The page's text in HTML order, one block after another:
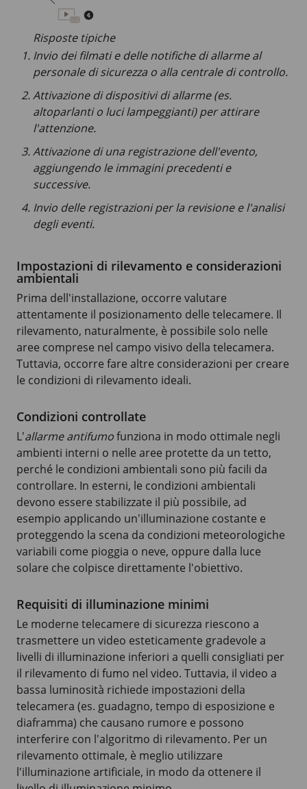
Risposte tipiche
Invio dei filmati e delle notifiche di allarme al
personale di sicurezza o alla centrale di controllo.
Attivazione di dispositivi di allarme (es.
altoparlanti o luci lampeggianti) per attirare
l'attenzione.
Attivazione di una registrazione dell'evento,
aggiungendo le immagini precedenti e
successive.
Invio delle registrazioni per la revisione e l'analisi
degli eventi.
Impostazioni di rilevamento e considerazioni
ambientali
Prima dell'installazione, occorre valutare
attentamente il posizionamento delle telecamere. Il
rilevamento, naturalmente, è possibile solo nelle
aree comprese nel campo visivo della telecamera.
Tuttavia, occorre fare altre considerazioni per creare
le condizioni di rilevamento ideali.
Condizioni controllate
L'allarme antifumofunziona in modo ottimale negli
ambienti interni o nelle aree protette da un tetto,
perché le condizioni ambientali sono più facili da
controllare. In esterni, le condizioni ambientali
devono essere stabilizzate il più possibile, ad
esempio applicando un'illuminazione costante e
proteggendo la scena da condizioni meteorologiche
variabili come pioggia o neve, oppure dalla luce
solare che colpisce direttamente l'obiettivo.
Requisiti di illuminazione minimi
Le moderne telecamere di sicurezza riescono a
trasmettere un video esteticamente gradevole a
livelli di illuminazione inferiori a quelli consigliati per
il rilevamento di fumo nel video. Tuttavia, il video a
bassa luminosità richiede impostazioni della
telecamera (es. guadagno, tempo di esposizione e
diaframma) che causano rumore e possono
interferire con l'algoritmo di rilevamento. Per un
rilevamento ottimale, è meglio utilizzare
l'illuminazione artificiale, in modo da ottenere il